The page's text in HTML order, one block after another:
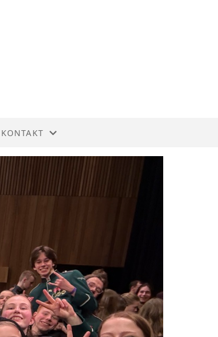
KONTAKT
KONTAKT OSS
STYREOVERSIKT